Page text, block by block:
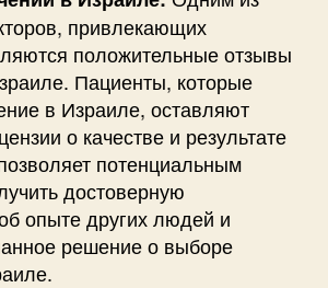
привлекающих
положительные отзывы
Пациенты, которые
в Израиле, оставляют
о качестве и результате
потенциальным
достоверную
опыте других людей и
решение о выборе